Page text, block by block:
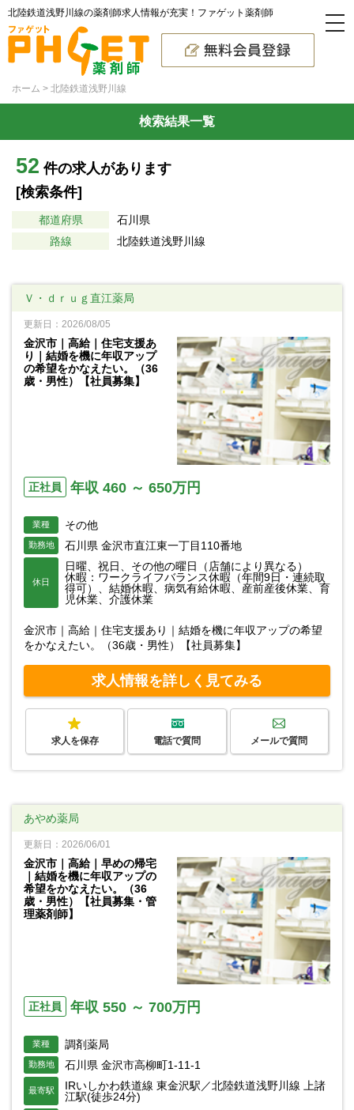
北陸鉄道浅野川線の薬剤師求人情報が充実！ファゲット薬剤師
ホーム 北陸鉄道浅野川線
検索結果一覧
52 件の求人があります
[検索条件]
都道府県
石川県
路線
北陸鉄道浅野川線
Ｖ・ｄｒｕｇ直江薬局
更新日：2026/08/05
金沢市｜高給｜住宅支援あ
り｜結婚を機に年収アップ
の希望をかなえたい。（36
歳・男性）【社員募集】
正社員 年収 460 ～ 650万円
業種 その他
勤務地 石川県 金沢市直江東一丁目110番地
休日
日曜、祝日、その他の曜日（店舗により異なる）
休暇：ワークライフバランス休暇（年間9日・連続取
得可）、結婚休暇、病気有給休暇、産前産後休業、育
児休業、介護休業
金沢市｜高給｜住宅支援あり｜結婚を機に年収アップの希望
をかなえたい。（36歳・男性）【社員募集】
求人情報を詳しく見てみる
求人を保存 電話で質問 メールで質問
あやめ薬局
更新日：2026/06/01
金沢市｜高給｜早めの帰宅
｜結婚を機に年収アップの
希望をかなえたい。（36
歳・男性）【社員募集・管
理薬剤師】
正社員 年収 550 ～ 700万円
業種 調剤薬局
勤務地 石川県 金沢市高柳町1-11-1
最寄駅
IRいしかわ鉄道線 東金沢駅／北陸鉄道浅野川線 上諸
江駅(徒歩24分)